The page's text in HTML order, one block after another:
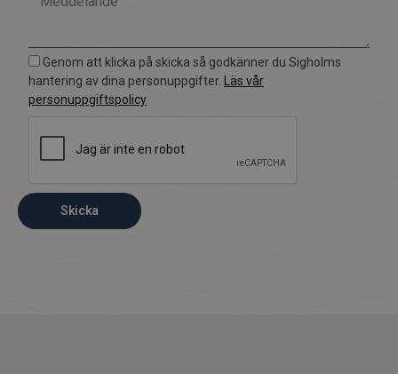
Genom att klicka på skicka så godkänner du Sigholms
hantering av dina personuppgifter. Läs vår
personuppgiftspolicy
Skicka